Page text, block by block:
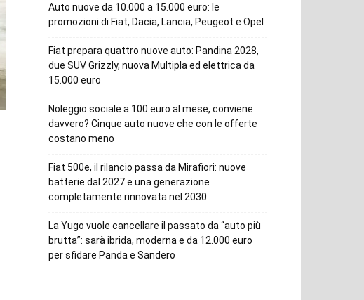
Auto nuove da 10.000 a 15.000 euro: le
promozioni di Fiat, Dacia, Lancia, Peugeot e Opel
Fiat prepara quattro nuove auto: Pandina 2028,
due SUV Grizzly, nuova Multipla ed elettrica da
15.000 euro
Noleggio sociale a 100 euro al mese, conviene
davvero? Cinque auto nuove che con le offerte
costano meno
Fiat 500e, il rilancio passa da Mirafiori: nuove
batterie dal 2027 e una generazione
completamente rinnovata nel 2030
La Yugo vuole cancellare il passato da “auto più
brutta”: sarà ibrida, moderna e da 12.000 euro
per sfidare Panda e Sandero